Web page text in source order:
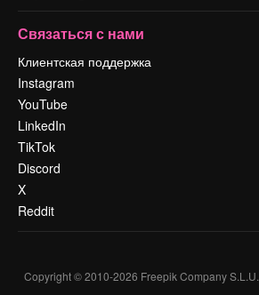
Связаться с нами
Клиентская поддержка
Instagram
YouTube
LinkedIn
TikTok
Discord
X
Reddit
Copyright © 2010-2026 Freepik Company S.L.U.